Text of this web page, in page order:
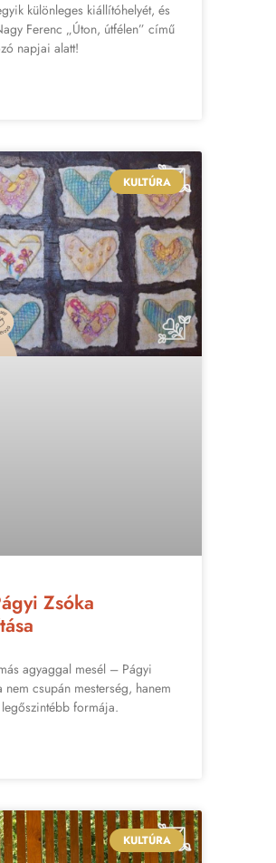
különleges kiállítóhelyét, és
Ferenc „Úton, útfélen” című
napjai alatt!
KULTÚRA
Zsóka
agyaggal mesél – Págyi
csupán mesterség, hanem
formája.
KULTÚRA